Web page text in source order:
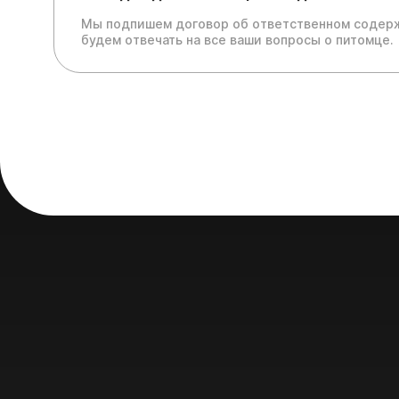
Мы подпишем договор об ответственном
будем отвечать на все ваши вопросы о питомце.